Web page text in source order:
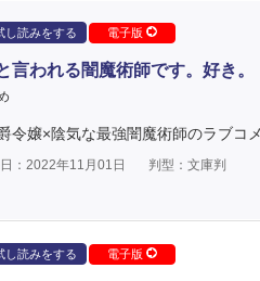
し読みをする 電子版
われる闇魔術師です。好き。
嬢×陰気な最強闇魔術師のラブコメ
：2022年11月01日 判型：文庫判
し読みをする 電子版